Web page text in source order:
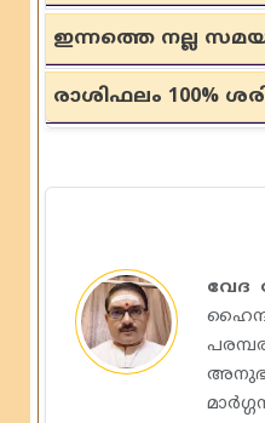
ഇന്നത്തെ നല്ല
രാശിഫലം 100%
വേദ